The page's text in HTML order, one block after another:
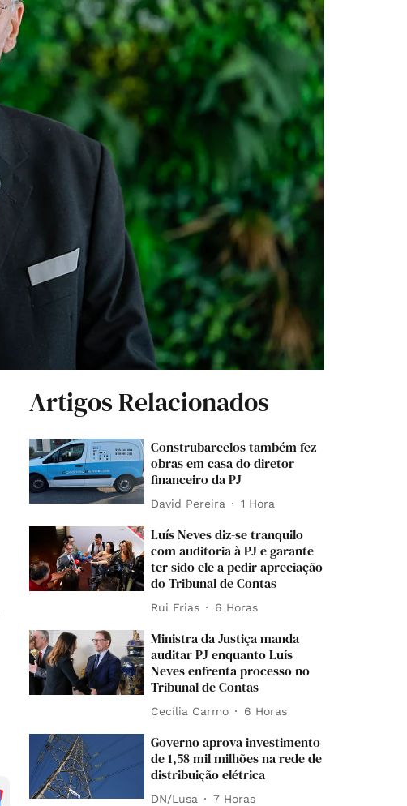
Artigos Relacionados
Construbarcelos também fez
obras em casa do diretor
financeiro da PJ
David Pereira 1 Hora
Luís Neves diz-se tranquilo
com auditoria à PJ e garante
ter sido ele a pedir apreciação
do Tribunal de Contas
Rui Frias 6 Horas
Ministra da Justiça manda
auditar PJ enquanto Luís
Neves enfrenta processo no
Tribunal de Contas
Cecília Carmo 6 Horas
Governo aprova investimento
de 1,58 mil milhões na rede de
distribuição elétrica
DN/Lusa 7 Horas